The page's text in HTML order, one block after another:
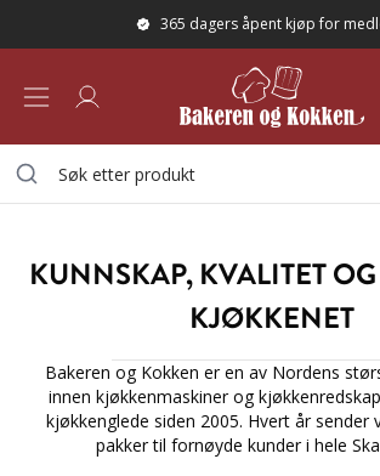
365 dagers åpent kjøp for
KUNNSKAP, KVALITET
KJØKKENET
Bakeren og Kokken er en av Nordens
innen kjøkkenmaskiner og
kjøkkenglede siden 2005. Hvert år sender
pakker til fornøyde kunder i hele